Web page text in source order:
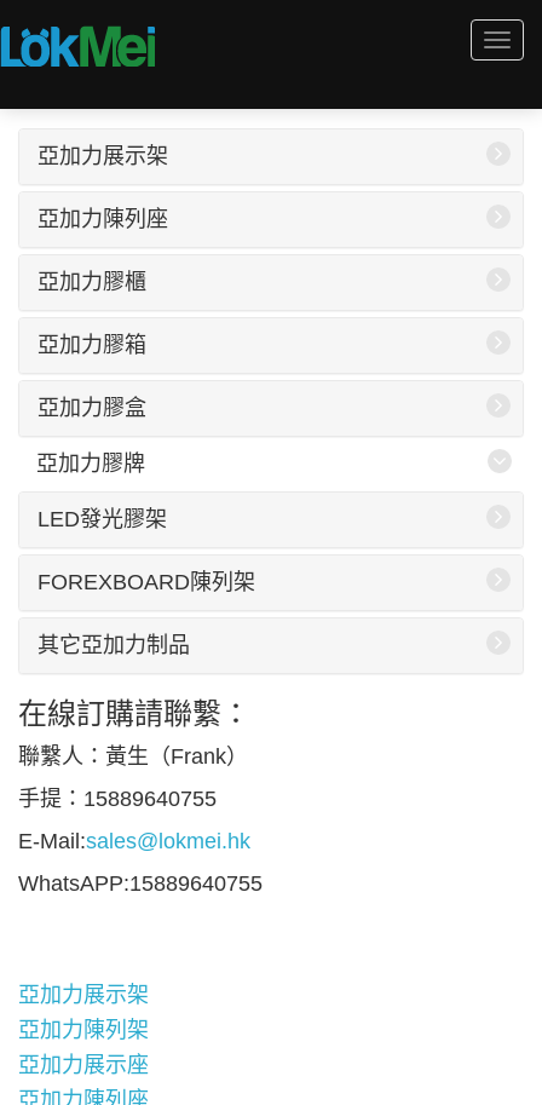
亞加力展示架
亞加力陳列座
亞加力膠櫃
亞加力膠箱
亞加力膠盒
亞加力膠牌
LED發光膠架
FOREXBOARD陳列架
其它亞加力制品
在線訂購請聯繫：
聯繫人：黃生（Frank）
手提：15889640755
E-Mail:sales@lokmei.hk
WhatsAPP:15889640755
亞加力展示架
亞加力陳列架
亞加力展示座
亞加力陳列座